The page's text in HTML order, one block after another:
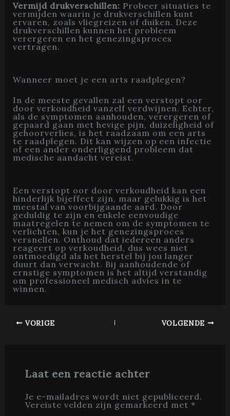
Vermijd drukverschillen: Probeer situaties te
vermijden waarin je drukverschillen kunt
ervaren, zoals vliegreizen of duiken. Deze
drukverschillen kunnen het probleem
verergeren en het genezingsproces
vertragen.
Wanneer moet je een arts raadplegen?
In de meeste gevallen zal een verstopt oor
door verkoudheid vanzelf verdwijnen. Echter,
als de symptomen aanhouden, verergeren of
gepaard gaan met hevige pijn, duizeligheid of
gehoorverlies, is het raadzaam om een arts
te raadplegen. Dit kan wijzen op een infectie
of een ander onderliggend probleem dat
medische aandacht vereist.
Een verstopt oor door verkoudheid kan een
hinderlijk bijeffect zijn, maar gelukkig is het
meestal van voorbijgaande aard. Door
geduldig te zijn en enkele eenvoudige
maatregelen te nemen om de symptomen te
verlichten, kun je het genezingsproces
versnellen. Onthoud dat iedereen anders
reageert op verkoudheid, dus wees niet
ontmoedigd als het herstel bij jou langer
duurt dan verwacht. Bij aanhoudende of
ernstige symptomen is het altijd verstandig
om professioneel medisch advies in te
winnen.
VORIGE VOLGENDE
Laat een reactie achter
Je e-mailadres wordt niet gepubliceerd.
Vereiste velden zijn gemarkeerd met *